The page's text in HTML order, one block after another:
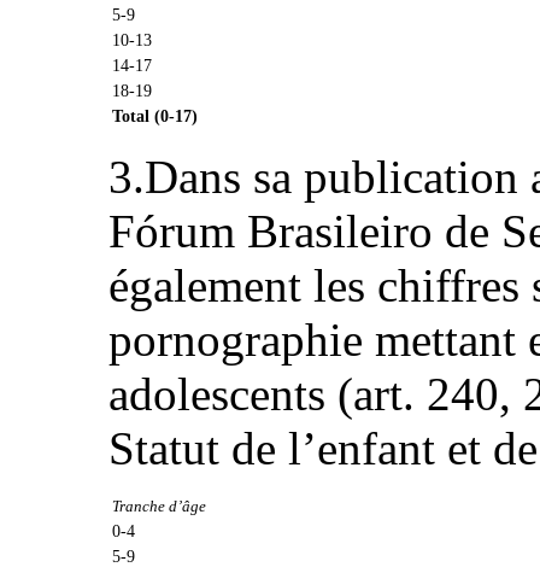
5-9
10-13
14-17
18-19
Total (0-17)
3.Dans sa publication
Fórum Brasileiro de
également les chiffres
pornographie mettant
adolescents (art.
Statut de l’enfant et
Tranche d’âge
0-4
5-9